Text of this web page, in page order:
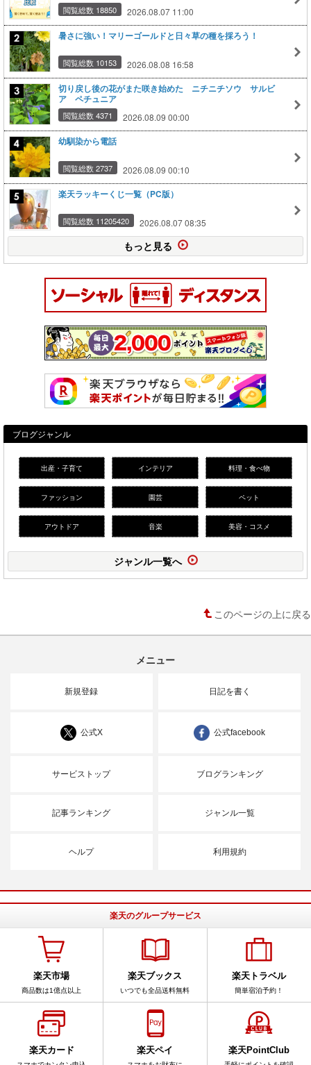
閲覧総数 18850 2026.08.07 11:00
暑さに強い！マリーゴールドと日々草の種を採ろう！
閲覧総数 10153 2026.08.08 16:58
切り戻し後の花がまた咲き始めた ニチニチソウ サルビ
ア ペチュニア
閲覧総数 4371 2026.08.09 00:00
幼馴染から電話
閲覧総数 2737 2026.08.09 00:10
楽天ラッキーくじ一覧（PC版）
閲覧総数 11205420 2026.08.07 08:35
もっと見る
ブログジャンル
出産・子育て インテリア 料理・食べ物
ファッション 園芸 ペット
アウトドア 音楽 美容・コスメ
ジャンル一覧へ
このページの上に戻る
メニュー
新規登録 日記を書く
公式X 公式facebook
サービストップ ブログランキング
記事ランキング ジャンル一覧
ヘルプ 利用規約
楽天のグループサービス
楽天市場
商品数は1億点以上
楽天ブックス
いつでも全品送料無料
楽天トラベル
簡単宿泊予約！
楽天カード 楽天ペイ 楽天PointClub